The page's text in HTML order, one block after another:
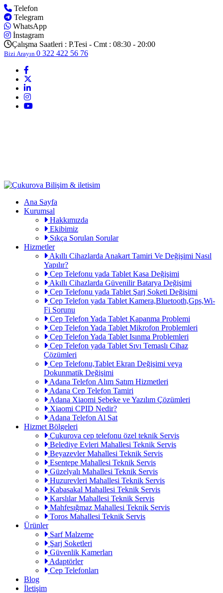
Telefon
Telegram
WhatsApp
İnstagram
Çalışma Saatleri : P.Tesi - Cmt : 08:30 - 20:00
Bizi Arayın 0 322 422 56 76
Ana Sayfa
Kurumsal
Hakkımızda
Ekibimiz
Sıkça Sorulan Sorular
Hizmetler
Akıllı Cihazlarda Anakart Tamiri Ve Değişimi Nasıl
Yapılır?
Cep Telefonu yada Tablet Kasa Değişimi
Akıllı Cihazlarda Güvenilir Batarya Değişimi
Cep Telefonu yada Tablet Şarj Soketi Değişimi
Cep Telefon yada Tablet Kamera,Bluetooth,Gps,Wi-
Fi Sorunu
Cep Telefon Yada Tablet Kapanma Problemi
Cep Telefon Yada Tablet Mikrofon Problemleri
Cep Telefon Yada Tablet Isınma Problemleri
Cep Telefon yada Tablet Sıvı Temaslı Cihaz
Çözümleri
Cep Telefonu,Tablet Ekran Değişimi veya
Dokunmatik Değişimi
Adana Telefon Alım Satım Hizmetleri
Adana Cep Telefon Tamiri
Adana Xiaomi Şebeke ve Yazılım Çözümleri
Xiaomi CPID Nedir?
Adana Telefon Al Sat
Hizmet Bölgeleri
Çukurova cep telefonu özel teknik Servis
Belediye Evleri Mahallesi Teknik Servis
Beyazevler Mahallesi Teknik Servis
Esentepe Mahallesi Teknik Servis
Güzelyalı Mahallesi Teknik Servis
Huzurevleri Mahallesi Teknik Servis
Kabasakal Mahallesi Teknik Servis
Karslılar Mahallesi Teknik Servis
Mahfesığmaz Mahallesi Teknik Servis
Toros Mahallesi Teknik Servis
Ürünler
Sarf Malzeme
Şarj Soketleri
Güvenlik Kamerları
Adaptörler
Cep Telefonları
Blog
İletişim